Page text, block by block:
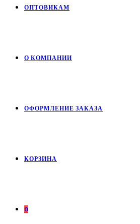
ОПТОВИКАМ
О КОМПАНИИ
ОФОРМЛЕНИЕ ЗАКАЗА
КОРЗИНА
0